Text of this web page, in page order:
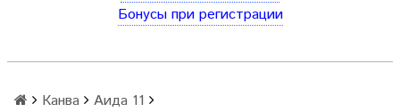
Бонусы при регистрации
Канва Аида 11